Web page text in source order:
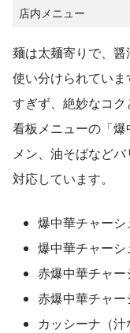
店内メニュー
麺は太麺寄りで、
使い分けられてい
すぎず、絶妙なコク
看板メニューの「
メン、油そばなど
対応しています。
爆中華チャー
爆中華チャー
赤爆中華チャ
赤爆中華チャ
カッシーナ（